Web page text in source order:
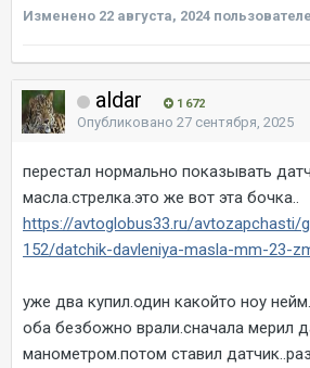
Изменено 22 августа, 2024
aldar 1 672
Опубликовано 27 сентября, 2025
перестал нормально показывать
масла.стрелка.это же вот эта бочка..
https://avtoglobus33.ru/avtozapchasti/
152/datchik-davleniya-masla-mm-23-
уже два купил.один какойто ноу
оба безбожно врали.сначала мерил
манометром.потом ставил